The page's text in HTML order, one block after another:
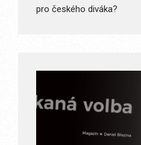
pro českého diváka?